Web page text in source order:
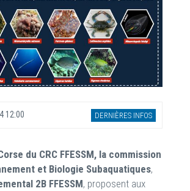
12:00 DERNIÈRES INFOS
du CRC FFESSM, la commission
et Biologie Subaquatiques,
2B FFESSM, proposent aux